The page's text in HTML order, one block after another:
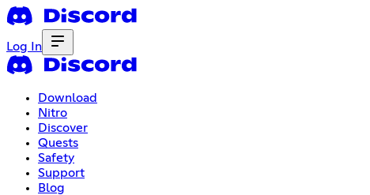
Log In
Download
Nitro
Discover
Quests
Safety
Support
Blog